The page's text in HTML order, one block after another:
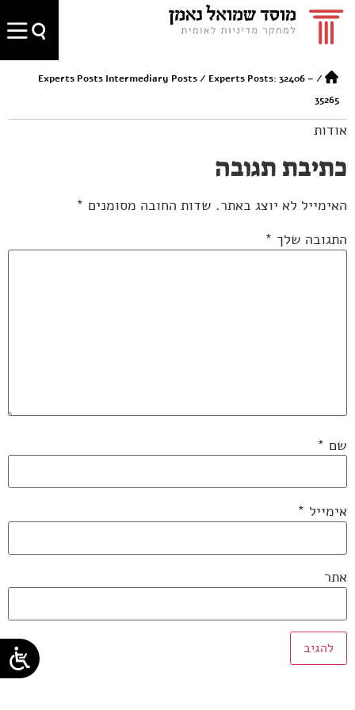
/
Experts Posts Intermediary Posts/ Experts Posts: 32406 –
35265
אודות
כתיבת תגובה
האימייל לא יוצג באתר. שדות החובה מסומנים *
התגובה שלך *
שם *
אימייל *
אתר